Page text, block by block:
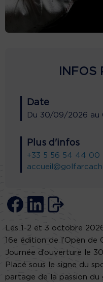
INFOS
Date
Du 30/09/2026 au
Plus d'infos
+33 5 56 54 44 00
Les 1-2 et 3 octobre
16e édition de l’Open de
Journée d’ouverture le
Placé sous le signe du
partage de la passion